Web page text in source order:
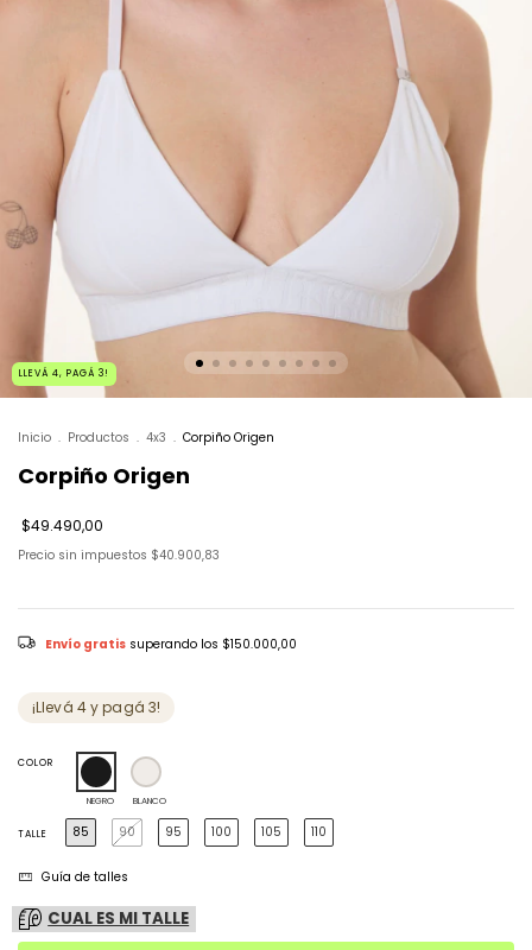
LLEVÁ 4, PAGÁ 3!
Inicio . Productos . 4x3 . Corpiño Origen
Corpiño Origen
$49.490,00
Precio sin impuestos $40.900,83
Envío gratis superando los $150.000,00
¡Llevá 4 y pagá 3!
COLOR
NEGRO BLANCO
TALLE 85 90 95 100 105 110
Guía de talles
CUAL ES MI TALLE